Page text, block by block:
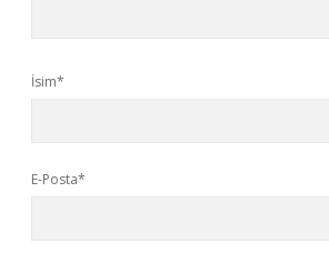
İsim*
E-Posta*